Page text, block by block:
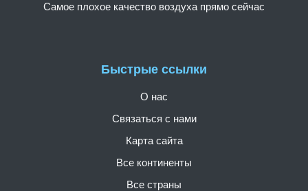
Быстрые ссылки
О нас
Связаться с нами
Карта сайта
Все континенты
Все страны
Самое плохое качество воздуха прямо сейчас